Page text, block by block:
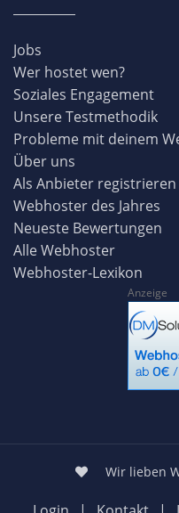
Jobs
Wer hostet wen?
Soziales Engagement
Unsere Testmethodik
Probleme mit deinem
Über uns
Als Anbieter registrieren
Webhoster des Jahres
Neueste Bewertungen
Alle Webhoster
Webhoster-Lexikon
Anzeige
Wir lieben